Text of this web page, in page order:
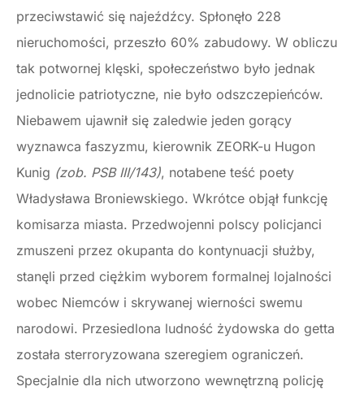
przeciwstawić się najeźdźcy. Spłonęło 228
nieruchomości, przeszło 60% zabudowy. W obliczu
tak potwornej klęski, społeczeństwo było jednak
jednolicie patriotyczne, nie było odszczepieńców.
Niebawem ujawnił się zaledwie jeden gorący
wyznawca faszyzmu, kierownik ZEORK-u Hugon
Kunig (zob. PSB III/143), notabene teść poety
Władysława Broniewskiego. Wkrótce objął funkcję
komisarza miasta. Przedwojenni polscy policjanci
zmuszeni przez okupanta do kontynuacji służby,
stanęli przed ciężkim wyborem formalnej lojalności
wobec Niemców i skrywanej wierności swemu
narodowi. Przesiedlona ludność żydowska do getta
została sterroryzowana szeregiem ograniczeń.
Specjalnie dla nich utworzono wewnętrzną policję